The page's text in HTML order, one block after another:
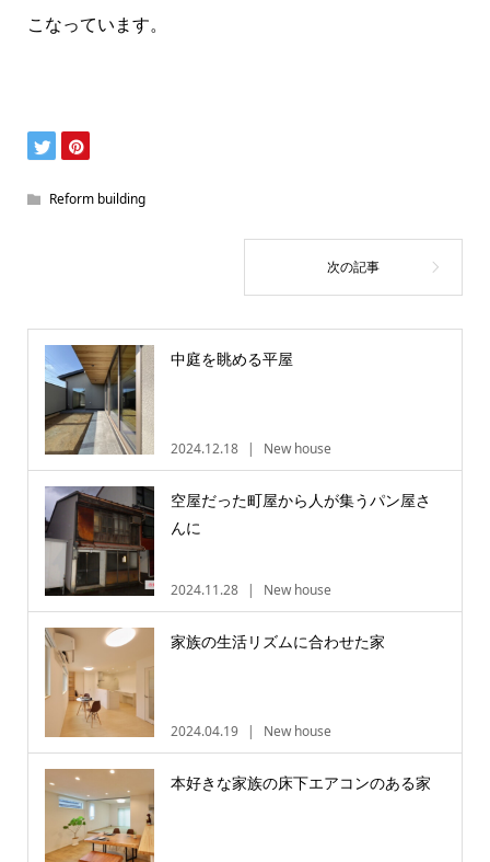
こなっています。
Reform building
中庭を眺める平屋
2024.12.18 New house
空屋だった町屋から人が集うパン屋さ
んに
2024.11.28 New house
家族の生活リズムに合わせた家
2024.04.19 New house
本好きな家族の床下エアコンのある家